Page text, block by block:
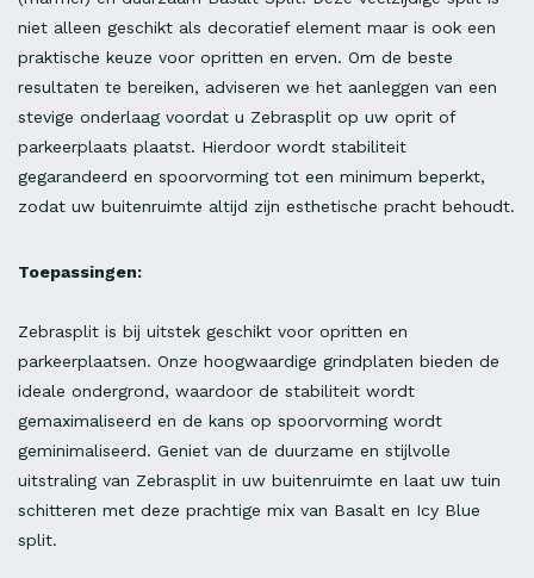
niet alleen geschikt als decoratief element maar is ook een
praktische keuze voor opritten en erven. Om de beste
resultaten te bereiken, adviseren we het aanleggen van een
stevige onderlaag voordat u Zebrasplit op uw oprit of
parkeerplaats plaatst. Hierdoor wordt stabiliteit
gegarandeerd en spoorvorming tot een minimum beperkt,
zodat uw buitenruimte altijd zijn esthetische pracht behoudt.
Toepassingen:
Zebrasplit is bij uitstek geschikt voor opritten en
parkeerplaatsen. Onze hoogwaardige grindplaten bieden de
ideale ondergrond, waardoor de stabiliteit wordt
gemaximaliseerd en de kans op spoorvorming wordt
geminimaliseerd. Geniet van de duurzame en stijlvolle
uitstraling van Zebrasplit in uw buitenruimte en laat uw tuin
schitteren met deze prachtige mix van Basalt en Icy Blue
split.